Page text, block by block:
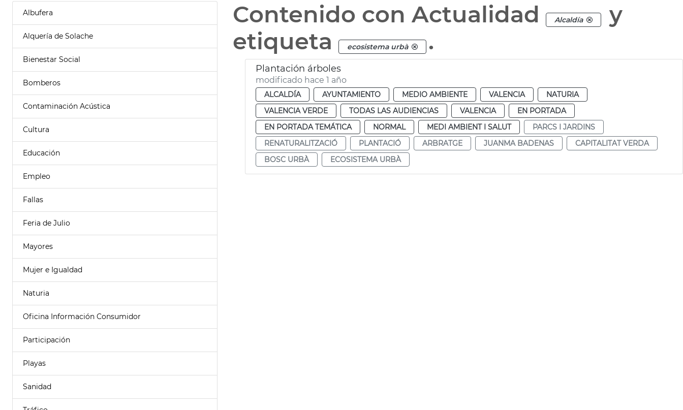
Albufera
Alquería de Solache
Bienestar Social
Bomberos
Contaminación Acústica
Cultura
Educación
Empleo
Fallas
Feria de Julio
Mayores
Mujer e Igualdad
Naturia
Oficina Información Consumidor
Participación
Playas
Sanidad
Contenido con Actualidad Alcaldía
y
etiqueta
ecosistema urbà .
Plantación árboles
modificado hace 1 año
ALCALDÍA AYUNTAMIENTO MEDIO AMBIENTE VALENCIA
NATURIA
VALENCIA VERDE
TODAS LAS AUDIENCIAS VALENCIA
EN PORTADA
EN PORTADA TEMÁTICA
NORMAL MEDI AMBIENT I SALUT
PARCS I JARDINS
RENATURALITZACIÓ
PLANTACIÓ ARBRATGE JUANMA BADENAS
CAPITALITAT VERDA
BOSC URBÀ
ECOSISTEMA URBÀ